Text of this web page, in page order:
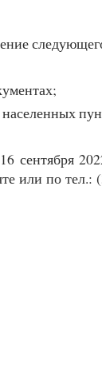
сентября
или по тел.: